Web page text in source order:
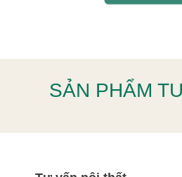
SẢN PHẨM